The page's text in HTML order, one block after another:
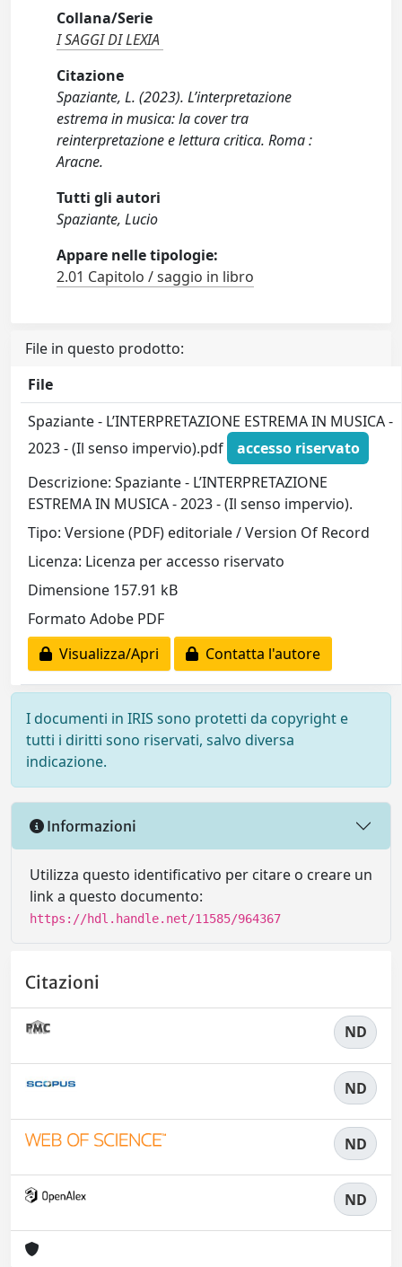
Collana/Serie
I SAGGI DI LEXIA
Citazione
Spaziante, L. (2023). L’interpretazione
estrema in musica: la cover tra
reinterpretazione e lettura critica. Roma :
Aracne.
Tutti gli autori
Spaziante, Lucio
Appare nelle tipologie:
2.01 Capitolo / saggio in libro
File in questo prodotto:
File
Spaziante - L’INTERPRETAZIONE ESTREMA IN MUSICA -
2023 - (Il senso impervio).pdf
accesso riservato
Descrizione: Spaziante - L’INTERPRETAZIONE
ESTREMA IN MUSICA - 2023 - (Il senso impervio).
Tipo: Versione (PDF) editoriale / Version Of Record
Licenza: Licenza per accesso riservato
Dimensione 157.91 kB
Formato Adobe PDF
Visualizza/Apri
Contatta l'autore
I documenti in IRIS sono protetti da copyright e
tutti i diritti sono riservati, salvo diversa
indicazione.
Informazioni
Utilizza questo identificativo per citare o creare un
link a questo documento:
https://hdl.handle.net/11585/964367
Citazioni
ND
ND
ND
ND